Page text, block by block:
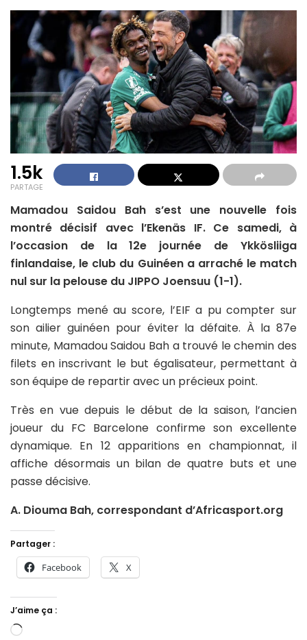
1.5k
PARTAGE
Mamadou Saidou Bah s’est une nouvelle fois
montré décisif avec l’Ekenäs IF. Ce samedi, à
l’occasion de la 12e journée de Ykkösliiga
finlandaise, le club du Guinéen a arraché le match
nul sur la pelouse du JIPPO Joensuu (1-1).
Longtemps mené au score, l’EIF a pu compter sur
son ailier guinéen pour éviter la défaite. À la 87e
minute, Mamadou Saidou Bah a trouvé le chemin des
filets en inscrivant le but égalisateur, permettant à
son équipe de repartir avec un précieux point.
Très en vue depuis le début de la saison, l’ancien
joueur du FC Barcelone confirme son excellente
dynamique. En 12 apparitions en championnat, il
affiche désormais un bilan de quatre buts et une
passe décisive.
A. Diouma Bah, correspondant d’Africasport.org
Partager :
Facebook X
J’aime ça :
Chargement…